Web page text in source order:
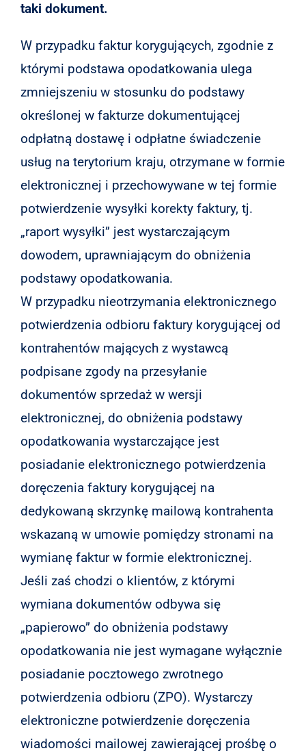
taki dokument.
W przypadku faktur korygujących, zgodnie z
którymi podstawa opodatkowania ulega
zmniejszeniu w stosunku do podstawy
określonej w fakturze dokumentującej
odpłatną dostawę i odpłatne świadczenie
usług na terytorium kraju, otrzymane w formie
elektronicznej i przechowywane w tej formie
potwierdzenie wysyłki korekty faktury, tj.
„raport wysyłki” jest wystarczającym
dowodem, uprawniającym do obniżenia
podstawy opodatkowania.
W przypadku nieotrzymania elektronicznego
potwierdzenia odbioru faktury korygującej od
kontrahentów mających z wystawcą
podpisane zgody na przesyłanie
dokumentów sprzedaż w wersji
elektronicznej, do obniżenia podstawy
opodatkowania wystarczające jest
posiadanie elektronicznego potwierdzenia
doręczenia faktury korygującej na
dedykowaną skrzynkę mailową kontrahenta
wskazaną w umowie pomiędzy stronami na
wymianę faktur w formie elektronicznej.
Jeśli zaś chodzi o klientów, z którymi
wymiana dokumentów odbywa się
„papierowo” do obniżenia podstawy
opodatkowania nie jest wymagane wyłącznie
posiadanie pocztowego zwrotnego
potwierdzenia odbioru (ZPO). Wystarczy
elektroniczne potwierdzenie doręczenia
wiadomości mailowej zawierającej prośbę o